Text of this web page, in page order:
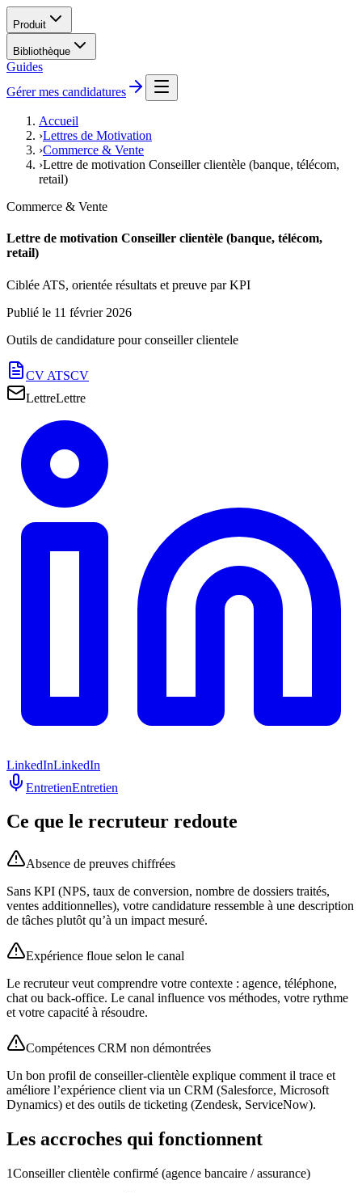
Produit
Bibliothèque
Guides
Gérer mes candidatures
Accueil
›Lettres de Motivation
›Commerce & Vente
›Lettre de motivation Conseiller clientèle (banque, télécom,
retail)
Commerce & Vente
Lettre de motivation Conseiller clientèle (banque, télécom,
retail)
Ciblée ATS, orientée résultats et preuve par KPI
Publié le 11 février 2026
Outils de candidature pourconseiller clientele
CV ATSCV
LettreLettre
LinkedInLinkedIn
EntretienEntretien
Ce que le recruteur redoute
Absence de preuves chiffrées
Sans KPI (NPS, taux de conversion, nombre de dossiers traités,
ventes additionnelles), votre candidature ressemble à une description
de tâches plutôt qu’à un impact mesuré.
Expérience floue selon le canal
Le recruteur veut comprendre votre contexte : agence, téléphone,
chat ou back-office. Le canal influence vos méthodes, votre rythme
et votre capacité à résoudre.
Compétences CRM non démontrées
Un bon profil de conseiller-clientèle explique comment il trace et
améliore l’expérience client via un CRM (Salesforce, Microsoft
Dynamics) et des outils de ticketing (Zendesk, ServiceNow).
Les accroches qui fonctionnent
1Conseiller clientèle confirmé (agence bancaire / assurance)